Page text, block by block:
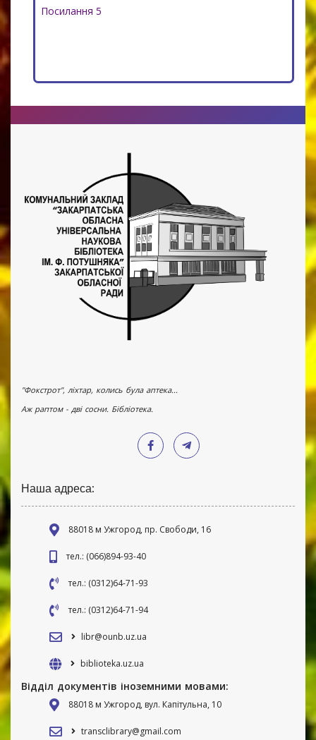
Посилання 5
"Фокстрот", ліхтар, колись була аптека...
Аж раптом - дві сосни. Бібліотека.
Наша адреса:
88018 м Ужгород, пр. Свободи, 16
тел.: (066)894-93-40
тел.: (0312)64-71-93
тел.: (0312)64-71-94
libr@ounb.uz.ua
biblioteka.uz.ua
Відділ документів іноземними мовами:
88018 м Ужгород, вул. Капітульна, 10
transclibrary@gmail.com